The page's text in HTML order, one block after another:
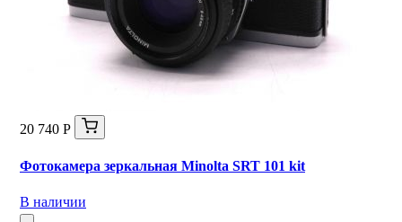
20 740 Р
Фотокамера зеркальная Minolta SRT 101 kit
В наличии